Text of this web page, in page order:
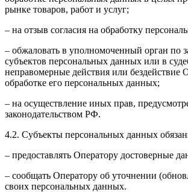
рынке товаров, работ и услуг;
– на отзыв согласия на обработку
– обжаловать в уполномоченный орган по
субъектов персональных данных или в
неправомерные действия или бездействие
обработке его персональных данных;
– на осуществление иных прав,
законодательством РФ.
4.2. Субъекты персональных данных
– предоставлять Оператору достоверные
– сообщать Оператору об уточнении
своих персональных данных.